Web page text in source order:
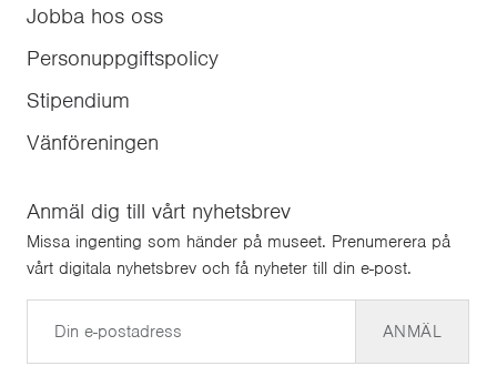
Jobba hos oss
Personuppgiftspolicy
Stipendium
Vänföreningen
Anmäl dig till vårt nyhetsbrev
Missa ingenting som händer på museet. Prenumerera på
vårt digitala nyhetsbrev och få nyheter till din e-post.
ANMÄL